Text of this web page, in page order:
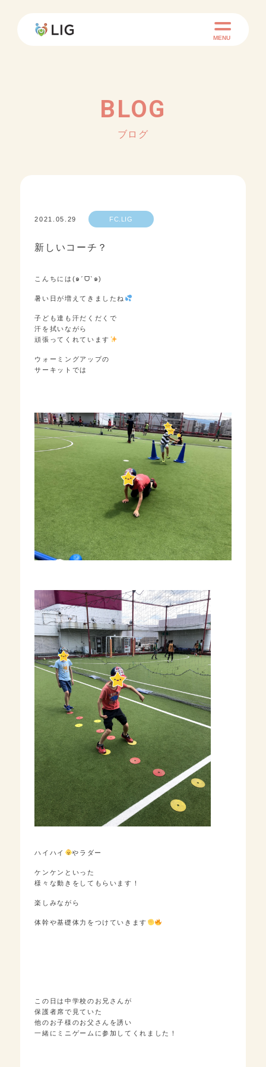
MENU
BLOG
ブログ
2021.05.29 FC.LIG
新しいコーチ？
こんちには(๑ˊᗜˋ๑)
暑い日が増えてきましたね
子ども達も汗だくだくで
汗を拭いながら
頑張ってくれています
ウォーミングアップの
サーキットでは
ハイハイ やラダー
ケンケンといった
様々な動きをしてもらいます！
楽しみながら
体幹や基礎体力をつけていきます
この日は中学校のお兄さんが
保護者席で見ていた
他のお子様のお父さんを誘い
一緒にミニゲームに参加してくれました！